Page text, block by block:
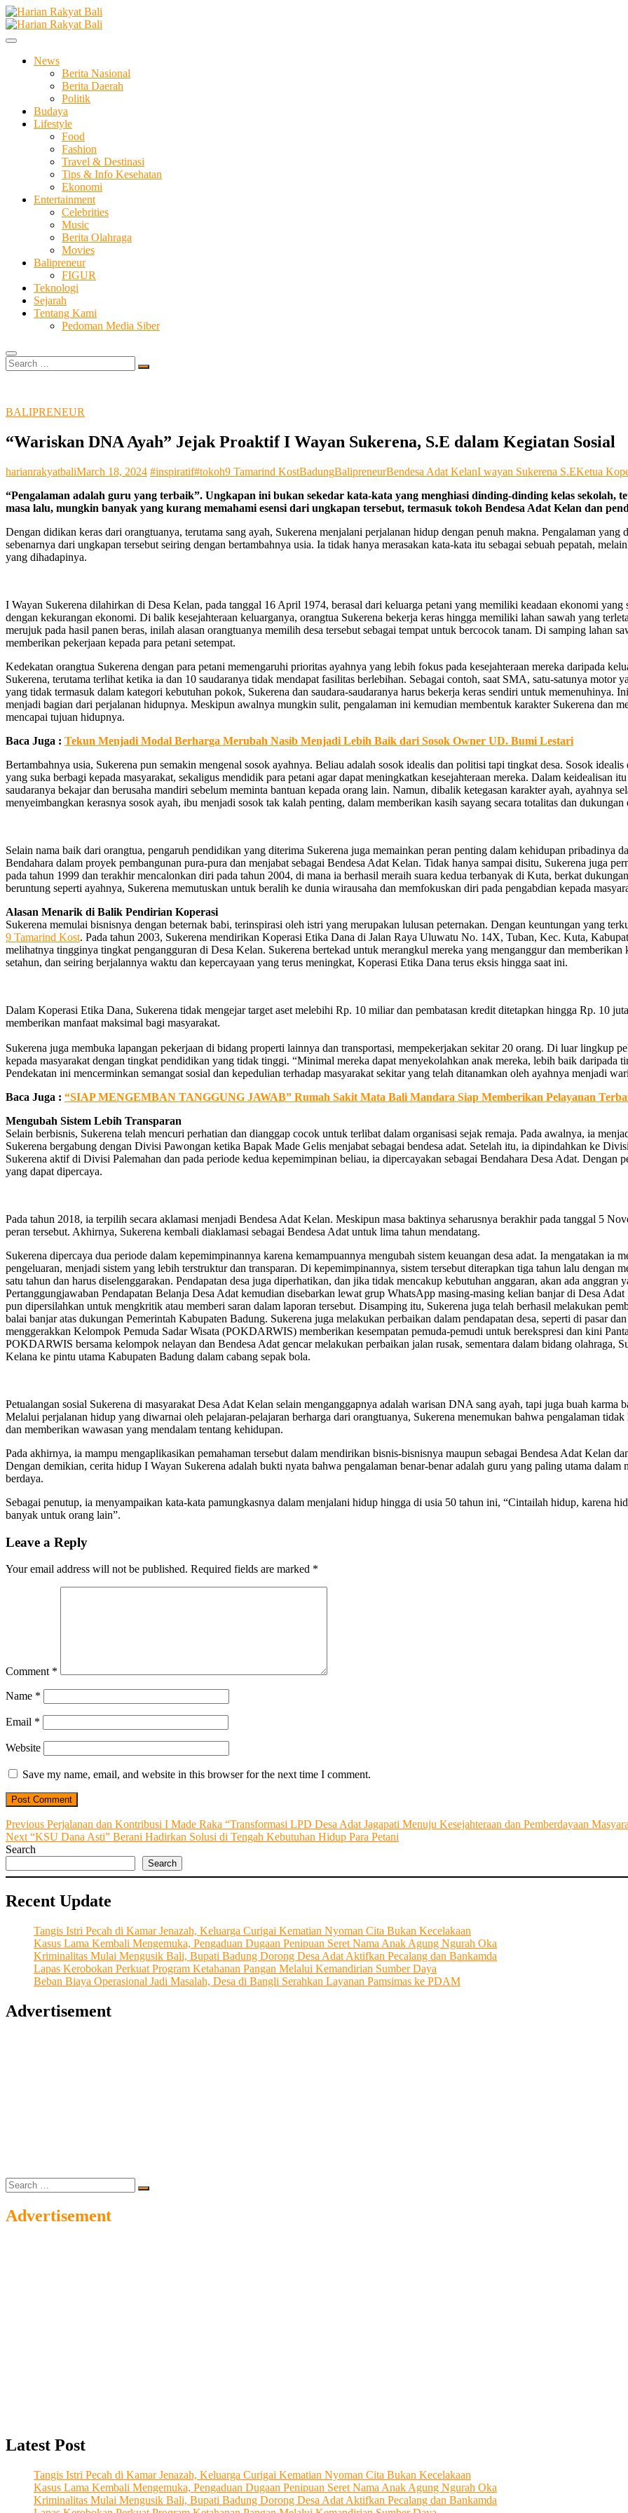
Skip
to
content
Harian Rakyat Bali
Membangun Semangat Kehidupan dan Berbangsa
News
Berita Nasional
Berita Daerah
Politik
Budaya
Lifestyle
Food
Fashion
Travel & Destinasi
Tips & Info Kesehatan
Ekonomi
Entertainment
Celebrities
Music
Berita Olahraga
Movies
Balipreneur
FIGUR
Teknologi
Sejarah
Tentang Kami
Pedoman Media Siber
Search
…
BALIPRENEUR
“Wariskan DNA Ayah” Jejak Proaktif I Wayan Sukerena, S.E dalam Kegiatan Sosial
harianrakyatbaliMarch 18, 2024 #inspiratif#tokoh9 Tamarind KostBadungBalipreneurBendesa Adat KelanI wayan Sukerena S.EKetua
“Pengalaman adalah guru yang terbaik”. Ungkapan ini bukan sekedar kata-kata yang menghiasi dinding-dinding kelas sekolah,
masa lalu, mungkin banyak yang kurang memahami esensi dari ungkapan tersebut, termasuk tokoh Bendesa Adat Kelan dan
Dengan didikan keras dari orangtuanya, terutama sang ayah, Sukerena menjalani perjalanan hidup dengan penuh makna. Pengalaman
sebenarnya dari ungkapan tersebut seiring dengan bertambahnya usia. Ia tidak hanya merasakan kata-kata itu sebagai sebuah pepatah,
yang dihadapinya.
I Wayan Sukerena dilahirkan di Desa Kelan, pada tanggal 16 April 1974, berasal dari keluarga petani yang memiliki keadaan ekonomi
dengan kekurangan ekonomi. Di balik kesejahteraan keluarganya, orangtua Sukerena bekerja keras hingga memiliki lahan sawah yang
merujuk pada hasil panen beras, inilah alasan orangtuanya memilih desa tersebut sebagai tempat untuk bercocok tanam. Di samping lahan
memberikan pekerjaan kepada para petani setempat.
Kedekatan orangtua Sukerena dengan para petani memengaruhi prioritas ayahnya yang lebih fokus pada kesejahteraan mereka daripada
Sukerena, terutama terlihat ketika ia dan 10 saudaranya tidak mendapat fasilitas berlebihan. Sebagai contoh, saat SMA, satu-satunya
yang tidak termasuk dalam kategori kebutuhan pokok, Sukerena dan saudara-saudaranya harus bekerja keras sendiri untuk memenuhinya.
menjadi bagian dari perjalanan hidupnya. Meskipun awalnya mungkin sulit, pengalaman ini kemudian membentuk karakter Sukerena dan
mencapai tujuan hidupnya.
Baca Juga : Tekun Menjadi Modal Berharga Merubah Nasib Menjadi Lebih Baik dari Sosok Owner UD. Bumi Lestari
Bertambahnya usia, Sukerena pun semakin mengenal sosok ayahnya. Beliau adalah sosok idealis dan politisi tapi tingkat desa. Sosok
yang suka berbagi kepada masyarakat, sekaligus mendidik para petani agar dapat meningkatkan kesejahteraan mereka. Dalam keidealisan
saudaranya bekajar dan berusaha mandiri sebelum meminta bantuan kepada orang lain. Namun, dibalik ketegasan karakter ayah, ayahnya
menyeimbangkan kerasnya sosok ayah, ibu menjadi sosok tak kalah penting, dalam memberikan kasih sayang secara totalitas dan dukungan
Selain nama baik dari orangtua, pengaruh pendidikan yang diterima Sukerena juga memainkan peran penting dalam kehidupan pribadinya
Bendahara dalam proyek pembangunan pura-pura dan menjabat sebagai Bendesa Adat Kelan. Tidak hanya sampai disitu, Sukerena juga
pada tahun 1999 dan terakhir mencalonkan diri pada tahun 2004, di mana ia berhasil meraih suara kedua terbanyak di Kuta, berkat
beruntung seperti ayahnya, Sukerena memutuskan untuk beralih ke dunia wirausaha dan memfokuskan diri pada pengabdian kepada
Alasan Menarik di Balik Pendirian Koperasi
Sukerena memulai bisnisnya dengan beternak babi, terinspirasi oleh istri yang merupakan lulusan peternakan. Dengan keuntungan yang
9 Tamarind Kost. Pada tahun 2003, Sukerena mendirikan Koperasi Etika Dana di Jalan Raya Uluwatu No. 14X, Tuban, Kec. Kuta,
melihatnya tingginya tingkat pengangguran di Desa Kelan. Sukerena bertekad untuk merangkul mereka yang menganggur dan
setahun, dan seiring berjalannya waktu dan kepercayaan yang terus meningkat, Koperasi Etika Dana terus eksis hingga saat ini.
Dalam Koperasi Etika Dana, Sukerena tidak mengejar target aset melebihi Rp. 10 miliar dan pembatasan kredit ditetapkan hingga Rp. 10
memberikan manfaat maksimal bagi masyarakat.
Sukerena juga membuka lapangan pekerjaan di bidang properti lainnya dan transportasi, mempekerjakan sekitar 20 orang. Di luar lingkup
kepada masyarakat dengan tingkat pendidikan yang tidak tinggi. “Minimal mereka dapat menyekolahkan anak mereka, lebih baik
Pendekatan ini mencerminkan semangat sosial dan kepedulian terhadap masyarakat sekitar yang telah ditanamkan oleh ayahnya menjadi
Baca Juga : “SIAP MENGEMBAN TANGGUNG JAWAB” Rumah Sakit Mata Bali Mandara Siap Memberikan Pelayanan
Mengubah Sistem Lebih Transparan
Selain berbisnis, Sukerena telah mencuri perhatian dan dianggap cocok untuk terlibat dalam organisasi sejak remaja. Pada awalnya, ia
Sukerena bergabung dengan Divisi Pawongan ketika Bapak Made Gelis menjabat sebagai bendesa adat. Setelah itu, ia dipindahkan ke
Sukerena aktif di Divisi Palemahan dan pada periode kedua kepemimpinan beliau, ia dipercayakan sebagai Bendahara Desa Adat. Dengan
yang dapat dipercaya.
Pada tahun 2018, ia terpilih secara aklamasi menjadi Bendesa Adat Kelan. Meskipun masa baktinya seharusnya berakhir pada tanggal 5
peran tersebut. Akhirnya, Sukerena kembali diaklamasi sebagai Bendesa Adat untuk lima tahun mendatang.
Sukerena dipercaya dua periode dalam kepemimpinannya karena kemampuannya mengubah sistem keuangan desa adat. Ia mengatakan ia
pengeluaran, menjadi sistem yang lebih terstruktur dan transparan. Di kepemimpinannya, sistem tersebut diterapkan tiga tahun lalu dengan
satu tahun dan harus diselenggarakan. Pendapatan desa juga diperhatikan, dan jika tidak mencakup kebutuhan anggaran, akan ada
Pertanggungjawaban Pendapatan Belanja Desa Adat kemudian disebarkan lewat grup WhatsApp masing-masing kelian banjar di Desa
pun dipersilahkan untuk mengkritik atau memberi saran dalam laporan tersebut. Disamping itu, Sukerena juga telah berhasil melakukan
balai banjar atas dukungan Pemerintah Kabupaten Badung. Sukerena juga melakukan perbaikan dalam pendapatan desa, seperti di pasar
menggerakkan Kelompok Pemuda Sadar Wisata (POKDARWIS) memberikan kesempatan pemuda-pemudi untuk berekspresi dan kini
POKDARWIS bersama kelompok nelayan dan Bendesa Adat gencar melakukan perbaikan jalan rusak, sementara dalam bidang olahraga,
Kelana ke pintu utama Kabupaten Badung dalam cabang sepak bola.
Petualangan sosial Sukerena di masyarakat Desa Adat Kelan selain menganggapnya adalah warisan DNA sang ayah, tapi juga buah karma
Melalui perjalanan hidup yang diwarnai oleh pelajaran-pelajaran berharga dari orangtuanya, Sukerena menemukan bahwa pengalaman
dan memberikan wawasan yang mendalam tentang kehidupan.
Pada akhirnya, ia mampu mengaplikasikan pemahaman tersebut dalam mendirikan bisnis-bisnisnya maupun sebagai Bendesa Adat Kelan
Dengan demikian, cerita hidup I Wayan Sukerena adalah bukti nyata bahwa pengalaman benar-benar adalah guru yang paling utama
berdaya.
Sebagai penutup, ia menyampaikan kata-kata pamungkasnya dalam menjalani hidup hingga di usia 50 tahun ini, “Cintailah hidup, karena
banyak untuk orang lain”.
Leave a Reply
Your email address will not be published. Required fields are marked *
Comment *
Name *
Email *
Website
Save my name, email, and website in this browser for the next time I comment.
Post
navigation
Previous Previous
post:
Perjalanan dan Kontribusi I Made Raka “Transformasi LPD Desa Adat Jagapati Menuju Kesejahteraan dan Pemberdayaan
Next Next
post:
“KSU Dana Asti” Berani Hadirkan Solusi di Tengah Kebutuhan Hidup Para Petani
Search
Search
Recent Update
Tangis Istri Pecah di Kamar Jenazah, Keluarga Curigai Kematian Nyoman Cita Bukan Kecelakaan
Kasus Lama Kembali Mengemuka, Pengaduan Dugaan Penipuan Seret Nama Anak Agung Ngurah Oka
Kriminalitas Mulai Mengusik Bali, Bupati Badung Dorong Desa Adat Aktifkan Pecalang dan Bankamda
Lapas Kerobokan Perkuat Program Ketahanan Pangan Melalui Kemandirian Sumber Daya
Beban Biaya Operasional Jadi Masalah, Desa di Bangli Serahkan Layanan Pamsimas ke PDAM
Advertisement
Search
…
Advertisement
Latest Post
Tangis Istri Pecah di Kamar Jenazah, Keluarga Curigai Kematian Nyoman Cita Bukan Kecelakaan
Kasus Lama Kembali Mengemuka, Pengaduan Dugaan Penipuan Seret Nama Anak Agung Ngurah Oka
Kriminalitas Mulai Mengusik Bali, Bupati Badung Dorong Desa Adat Aktifkan Pecalang dan Bankamda